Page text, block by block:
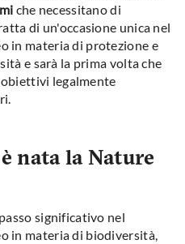
che necessitano di
di un'occasione unica nel
in materia di protezione e
e sarà la prima volta che
legalmente
nata la Nature
significativo nel
in materia di biodiversità,